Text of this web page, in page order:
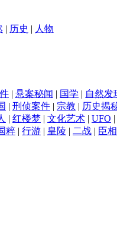
| 历史 | 人物
| 悬案秘闻 | 国学 | 自然发
| 刑侦案件 | 宗教 | 历史揭
| 红楼梦 | 文化艺术 | UFO |
粹 | 行游 | 皇陵 | 二战 | 臣相